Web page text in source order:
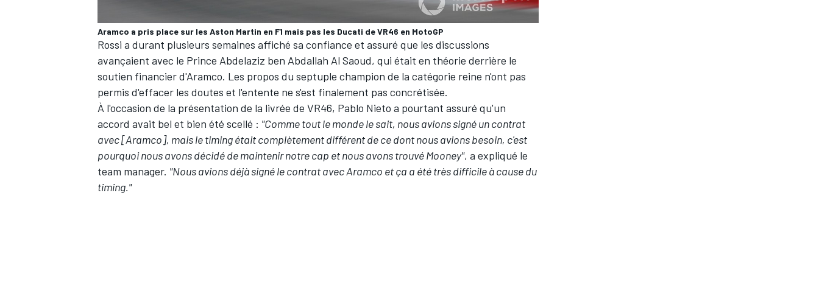
AUTRES CHAMPIONNATS
Aramco a pris place sur les Aston Martin en F1 mais pas les Ducati de VR46 en MotoGP
Rossi a durant plusieurs semaines affiché sa confiance et assuré que les discussions
avançaient avec le Prince Abdelaziz ben Abdallah Al Saoud, qui était en théorie derrière le
soutien financier d'Aramco. Les propos du septuple champion de la catégorie reine n'ont pas
permis d'effacer les doutes et l'entente ne s'est finalement pas concrétisée.
À l'occasion de la présentation de la livrée de VR46, Pablo Nieto a pourtant assuré qu'un
accord avait bel et bien été scellé : "Comme tout le monde le sait, nous avions signé un contrat
avec [Aramco], mais le timing était complètement différent de ce dont nous avions besoin, c'est
pourquoi nous avons décidé de maintenir notre cap et nous avons trouvé Mooney", a expliqué le
team manager. "Nous avions déjà signé le contrat avec Aramco et ça a été très difficile à cause du
timing."